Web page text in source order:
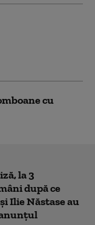
cu
la 3
după ce
Ilie Năstase au